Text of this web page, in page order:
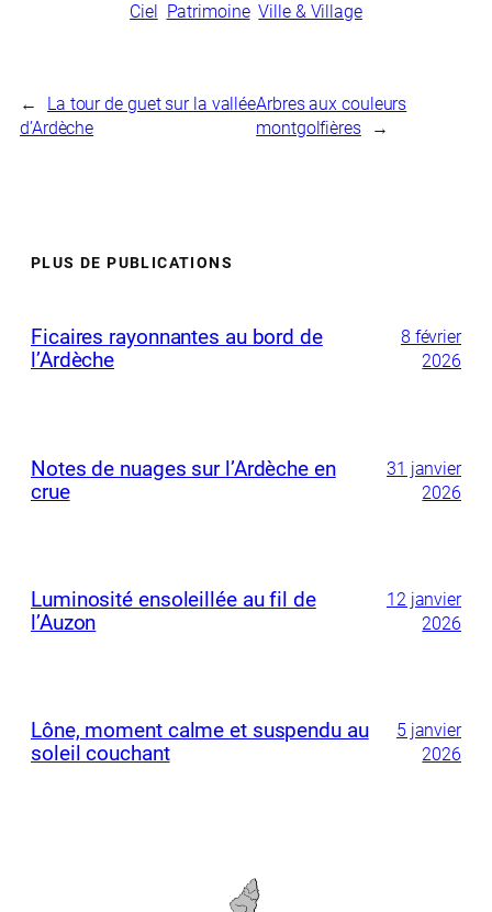
Ciel
Patrimoine Ville & Village
←
La tour de guet sur la vallée
d’Ardèche
Arbres aux couleurs
montgolfières
→
PLUS DE PUBLICATIONS
Ficaires rayonnantes au bord de
l’Ardèche
8 février
2026
Notes de nuages sur l’Ardèche en
crue
31 janvier
2026
Luminosité ensoleillée au fil de
l’Auzon
12 janvier
2026
Lône, moment calme et suspendu au
soleil couchant
5 janvier
2026